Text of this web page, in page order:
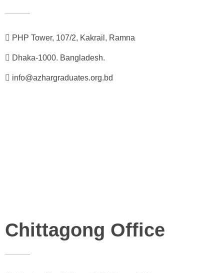
PHP Tower, 107/2, Kakrail, Ramna
Dhaka-1000. Bangladesh.
info@azhargraduates.org.bd
Chittagong Office